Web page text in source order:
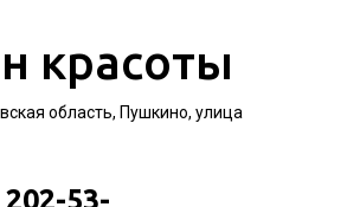
красоты
область, Пушкино, улица
53-